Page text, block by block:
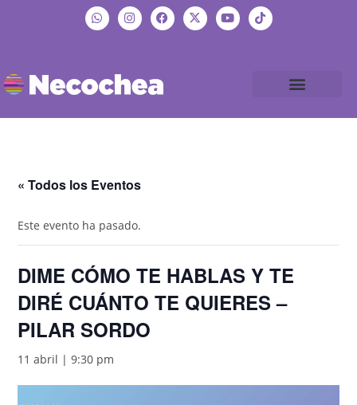
« Todos los Eventos
Este evento ha pasado.
DIME CÓMO TE HABLAS Y TE
DIRÉ CUÁNTO TE QUIERES –
PILAR SORDO
11 abril | 9:30 pm